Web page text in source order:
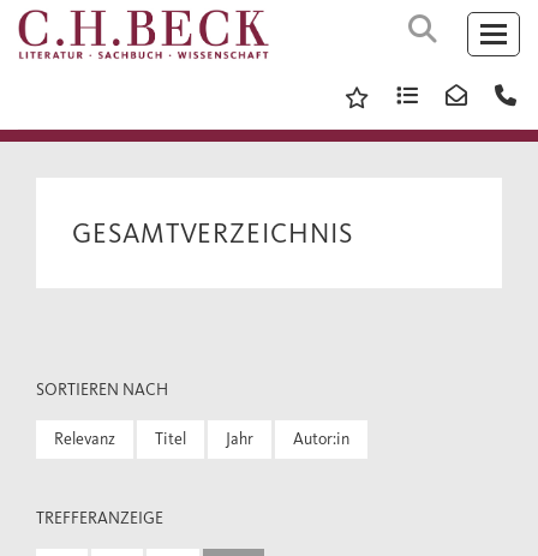
GESAMTVERZEICHNIS
SORTIEREN NACH
Relevanz Titel Jahr Autor:in
TREFFERANZEIGE